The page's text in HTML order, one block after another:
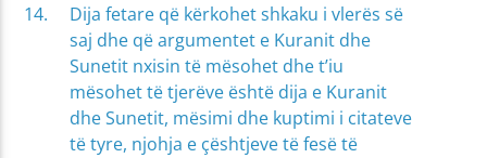
Dija fetare që kërkohet shkaku i vlerës së
saj dhe që argumentet e Kuranit dhe
Sunetit nxisin të mësohet dhe t’iu
mësohet të tjerëve është dija e Kuranit
dhe Sunetit, mësimi dhe kuptimi i citateve
të tyre, njohja e çështjeve të fesë të